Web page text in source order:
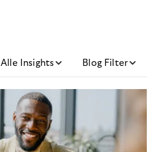
Alle Insights Blog Filter